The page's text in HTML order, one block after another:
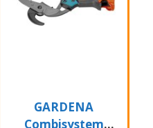
GARDENA
Combisystem